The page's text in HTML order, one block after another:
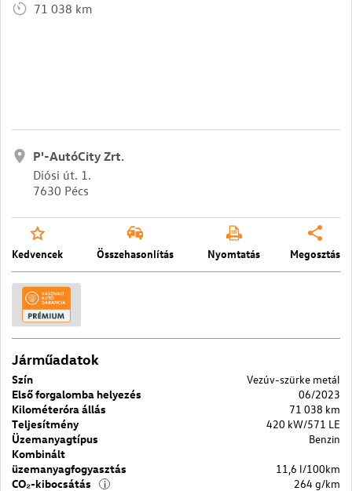
71 038 km
P'-AutóCity Zrt.
Diósi út. 1.
7630 Pécs
Kedvencek Összehasonlítás Nyomtatás Megosztás
Járműadatok
Szín
Vezúv-szürke metál
Első forgalomba helyezés
06/2023
Kilométeróra állás
71 038 km
Teljesítmény
420 kW/571 LE
Üzemanyagtípus
Benzin
Kombinált
üzemanyagfogyasztás
11,6 l/100km
CO₂-kibocsátás
i
264 g/km